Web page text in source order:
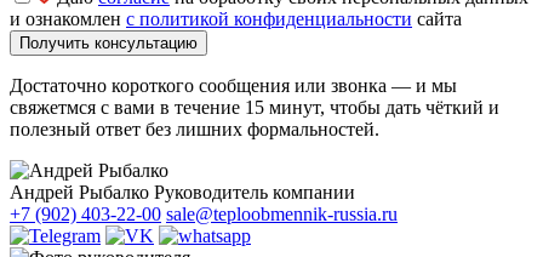
и ознакомлен с политикой конфиденциальности сайта
Получить консультацию
Достаточно короткого сообщения или звонка — и мы
свяжетмся с вами в течение 15 минут, чтобы дать чёткий и
полезный ответ без лишних формальностей.
Андрей Рыбалко Руководитель компании
+7 (902) 403-22-00 sale@teploobmennik-russia.ru